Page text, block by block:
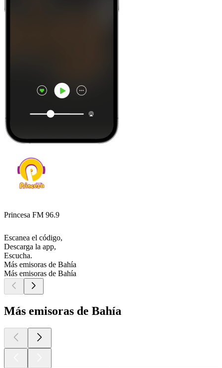
Princesa FM 96.9
Escanea el código,
Descarga la app,
Escucha.
Más emisoras de Bahía
Más emisoras de Bahía
Más emisoras de Bahía